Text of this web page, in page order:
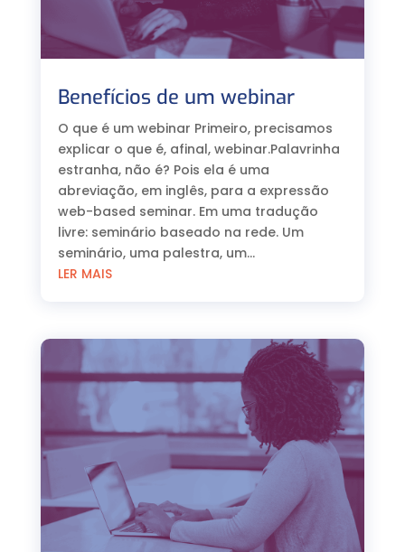
Benefícios de um webinar
O que é um webinar Primeiro, precisamos
explicar o que é, afinal, webinar.Palavrinha
estranha, não é? Pois ela é uma
abreviação, em inglês, para a expressão
web-based seminar. Em uma tradução
livre: seminário baseado na rede. Um
seminário, uma palestra, um...
LER MAIS